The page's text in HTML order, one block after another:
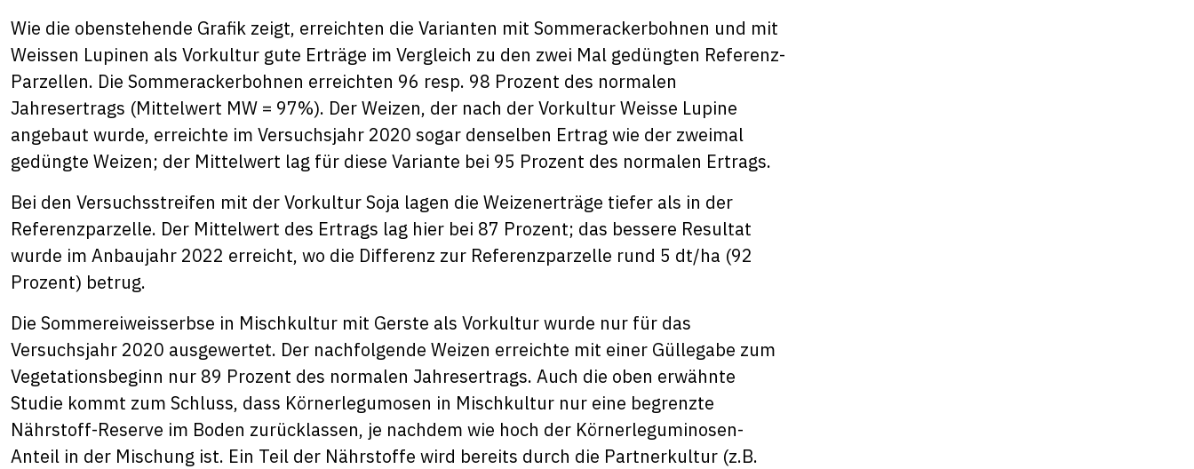
Wie die obenstehende Grafik zeigt, erreichten die Varianten mit Sommerackerbohnen und mit
Weissen Lupinen als Vorkultur gute Erträge im Vergleich zu den zwei Mal gedüngten Referenz-
Parzellen. Die Sommerackerbohnen erreichten 96 resp. 98 Prozent des normalen
Jahresertrags (Mittelwert MW = 97%). Der Weizen, der nach der Vorkultur Weisse Lupine
angebaut wurde, erreichte im Versuchsjahr 2020 sogar denselben Ertrag wie der zweimal
gedüngte Weizen; der Mittelwert lag für diese Variante bei 95 Prozent des normalen Ertrags.
Bei den Versuchsstreifen mit der Vorkultur Soja lagen die Weizenerträge tiefer als in der
Referenzparzelle. Der Mittelwert des Ertrags lag hier bei 87 Prozent; das bessere Resultat
wurde im Anbaujahr 2022 erreicht, wo die Differenz zur Referenzparzelle rund 5 dt/ha (92
Prozent) betrug.
Die Sommereiweisserbse in Mischkultur mit Gerste als Vorkultur wurde nur für das
Versuchsjahr 2020 ausgewertet. Der nachfolgende Weizen erreichte mit einer Güllegabe zum
Vegetationsbeginn nur 89 Prozent des normalen Jahresertrags. Auch die oben erwähnte
Studie kommt zum Schluss, dass Körnerlegumosen in Mischkultur nur eine begrenzte
Nährstoff-Reserve im Boden zurücklassen, je nachdem wie hoch der Körnerleguminosen-
Anteil in der Mischung ist. Ein Teil der Nährstoffe wird bereits durch die Partnerkultur (z.B.